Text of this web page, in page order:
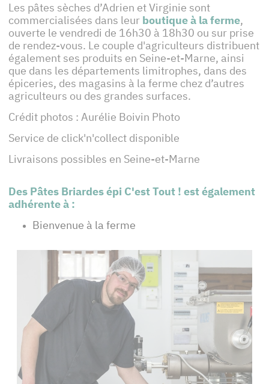
Les pâtes sèches d’Adrien et Virginie sont
commercialisées dans leur boutique à la ferme,
ouverte le vendredi de 16h30 à 18h30 ou sur prise
de rendez-vous. Le couple d'agriculteurs distribuent
également ses produits en Seine-et-Marne, ainsi
que dans les départements limitrophes, dans des
épiceries, des magasins à la ferme chez d’autres
agriculteurs ou des grandes surfaces.
Crédit photos : Aurélie Boivin Photo
Service de click'n'collect disponible
Livraisons possibles en Seine-et-Marne
Des Pâtes Briardes épi C'est Tout ! est également
adhérente à :
Bienvenue à la ferme